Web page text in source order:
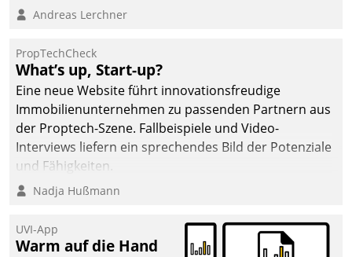
Andreas Lerchner
PropTechCheck
What’s up, Start-up?
Eine neue Website führt innovationsfreudige
Immobilienunternehmen zu passenden Partnern aus
der Proptech-Szene. Fallbeispiele und Video-
Interviews liefern ein sprechendes Bild der Potenziale
und Fähigkeiten.
Nadja Hußmann
UVI-App
Warm auf die Hand